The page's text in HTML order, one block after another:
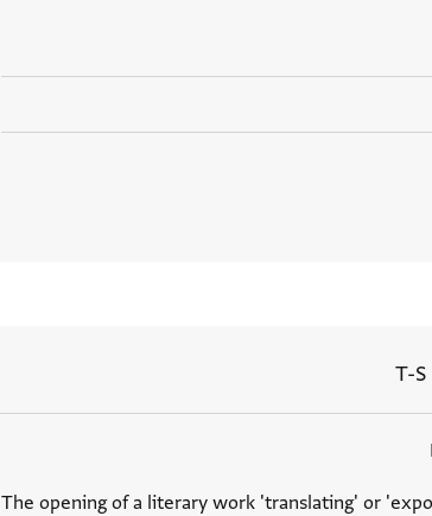
T-S
The opening of a literary work 'translating' or